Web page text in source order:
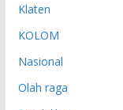
Klaten
KOLOM
Nasional
Olah raga